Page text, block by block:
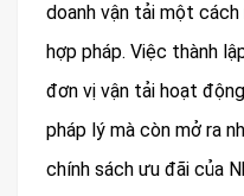
doanh vận tải một
hợp pháp. Việc thành
đơn vị vận tải hoạt
pháp lý mà còn mở ra
chính sách ưu đãi của